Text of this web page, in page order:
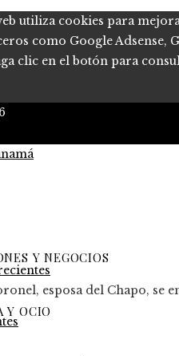
utiliza cookies para
como Google Adsense,
clic en el botón para
Y NEGOCIOS
Y OCIO
esposa del Chapo, se